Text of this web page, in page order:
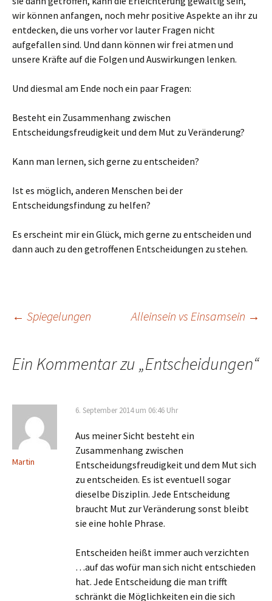
wir können anfangen, noch mehr positive Aspekte an ihr zu
entdecken, die uns vorher vor lauter Fragen nicht
aufgefallen sind. Und dann können wir frei atmen und
unsere Kräfte auf die Folgen und Auswirkungen lenken.
Und diesmal am Ende noch ein paar Fragen:
Besteht ein Zusammenhang zwischen
Entscheidungsfreudigkeit und dem Mut zu Veränderung?
Kann man lernen, sich gerne zu entscheiden?
Ist es möglich, anderen Menschen bei der
Entscheidungsfindung zu helfen?
Es erscheint mir ein Glück, mich gerne zu entscheiden und
dann auch zu den getroffenen Entscheidungen zu stehen.
Beitragsnavigation
← Spiegelungen Alleinsein vs Einsamsein →
Ein Kommentar zu „Entscheidungen“
Martin
6. September 2014 um 06:46 Uhr
Aus meiner Sicht besteht ein
Zusammenhang zwischen
Entscheidungsfreudigkeit und dem Mut sich
zu entscheiden. Es ist eventuell sogar
dieselbe Disziplin. Jede Entscheidung
braucht Mut zur Veränderung sonst bleibt
sie eine hohle Phrase.
Entscheiden heißt immer auch verzichten
…auf das wofür man sich nicht entschieden
hat. Jede Entscheidung die man trifft
schränkt die Möglichkeiten ein die sich